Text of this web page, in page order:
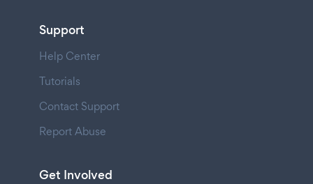
Support
Help Center
Tutorials
Contact Support
Report Abuse
Get Involved